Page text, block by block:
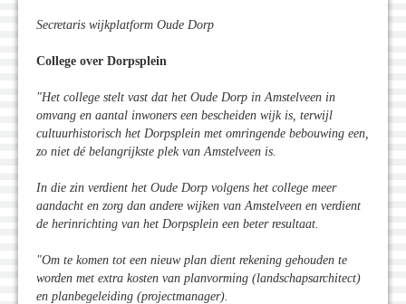
Secretaris wijkplatform Oude Dorp
College over Dorpsplein
"Het college stelt vast dat het Oude Dorp in Amstelveen in
omvang en aantal inwoners een bescheiden wijk is, terwijl
cultuurhistorisch het Dorpsplein met omringende bebouwing een,
zo niet dé belangrijkste plek van Amstelveen is.
In die zin verdient het Oude Dorp volgens het college meer
aandacht en zorg dan andere wijken van Amstelveen en verdient
de herinrichting van het Dorpsplein een beter resultaat.
"Om te komen tot een nieuw plan dient rekening gehouden te
worden met extra kosten van planvorming (landschapsarchitect)
en planbegeleiding (projectmanager).